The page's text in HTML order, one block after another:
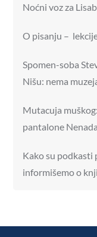
Noćni voz za
O pisanju –
Spomen-soba
Nišu: nema
Mutacuja
pantalone
Kako su podkasti
informišemo o